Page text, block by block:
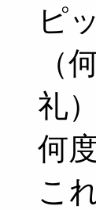
ピ
（
礼）
何
こ